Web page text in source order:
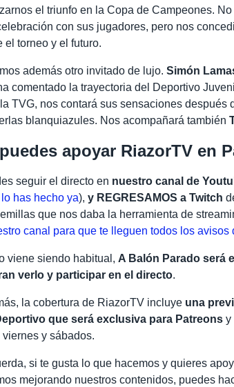
el triunfo en la Copa de Campeones.
con sus jugadores, pero nos
el torneo y el futuro.
además otro invitado de lujo.Simón
comentado la trayectoria del Deportivo
TVG, nos contará sus sensaciones después
blanquiazules. Nos acompañará también
apoyar RiazorTV en
seguir el directo en nuestro canal de
has hecho ya),y REGRESAMOS a Twitch
que nos daba la herramienta de
canal para que te lleguen todos los avisos
viene siendo habitual, A Balón Parado será
verlo y participar en el directo.
la cobertura de RiazorTV incluye una
que será exclusiva para Patreons y
viernes y sábados.
si te gusta lo que hacemos y quieres
mejorando nuestros contenidos, puedes